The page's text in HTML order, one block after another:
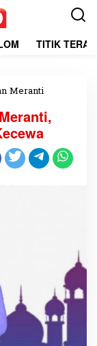
TITIK
Meranti
u
k
n
C
u
a
K
N